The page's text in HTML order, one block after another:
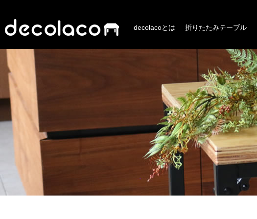
decolacoとは 折りたたみテーブル